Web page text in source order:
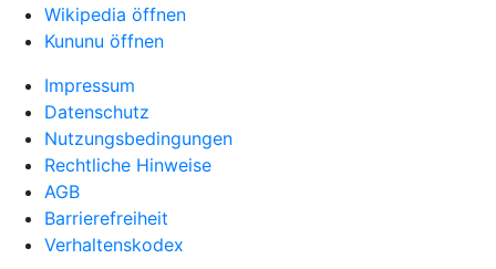
Wikipedia öffnen
Kununu öffnen
Impressum
Datenschutz
Nutzungsbedingungen
Rechtliche Hinweise
AGB
Barrierefreiheit
Verhaltenskodex